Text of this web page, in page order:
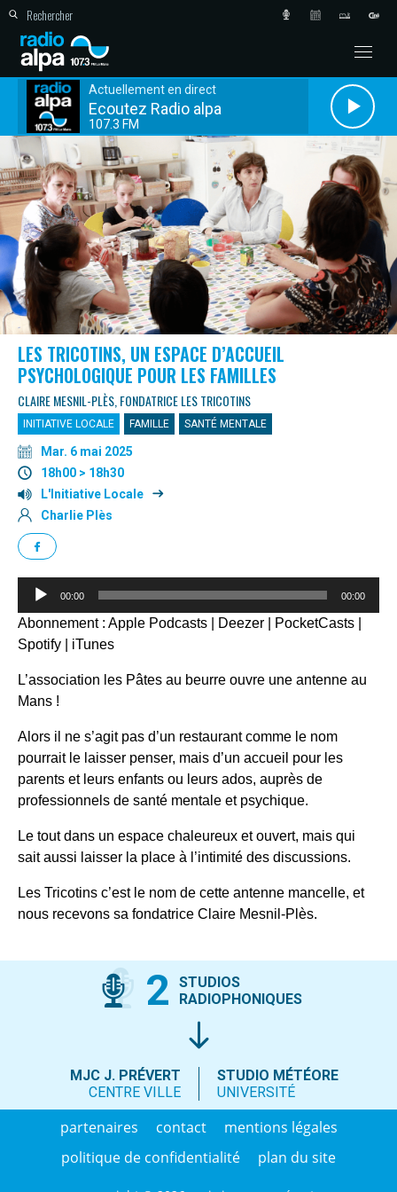
Actuellement en direct
Ecoutez Radio alpa
107.3 FM
LES TRICOTINS, UN ESPACE D’ACCUEIL
PSYCHOLOGIQUE POUR LES FAMILLES
CLAIRE MESNIL-PLÈS, FONDATRICE LES TRICOTINS
INITIATIVE LOCALE FAMILLE SANTÉ MENTALE
Mar. 6 mai 2025
18h00 > 18h30
L'Initiative Locale
Charlie Plès
Lecteur
00:00 00:00
Abonnement : Apple Podcasts Deezer PocketCasts
Spotify
iTunes
L’association les Pâtes au beurre ouvre une antenne au
Mans !
Alors il ne s’agit pas d’un restaurant comme le nom
pourrait le laisser penser, mais d’un accueil pour les
parents et leurs enfants ou leurs ados, auprès de
professionnels de santé mentale et psychique.
Le tout dans un espace chaleureux et ouvert, mais qui
sait aussi laisser la place à l’intimité des discussions.
Les Tricotins c’est le nom de cette antenne mancelle, et
nous recevons sa fondatrice Claire Mesnil-Plès.
2
STUDIOS
RADIOPHONIQUES
MJC J. PRÉVERT
CENTRE VILLE
STUDIO MÉTÉORE
UNIVERSITÉ
partenaires contact
mentions légales
politique de confidentialité
plan du site